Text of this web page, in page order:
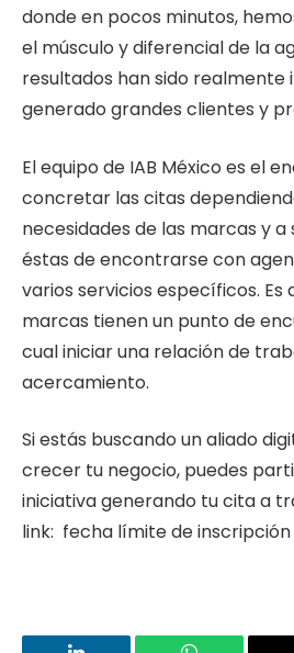
donde en pocos minutos,
el músculo y diferencial de la
resultados han sido realmente
generado grandes clientes y
El equipo de IAB México es el
concretar las citas
necesidades de las marcas y
éstas de encontrarse con
varios servicios específicos. Es
marcas tienen un punto de
cual iniciar una relación de
acercamiento.
Si estás buscando un aliado
crecer tu negocio, puedes
iniciativa generando tu cita a
link: fecha límite de inscripción